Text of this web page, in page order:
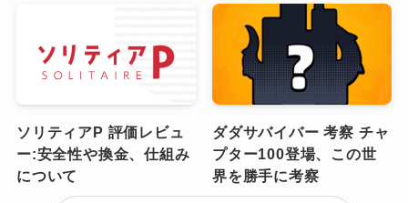
ソリティアP 評価レビュ
ー:安全性や換金、仕組み
について
ダダサバイバー 考察 チャ
プター100登場、この世
界を勝手に考察